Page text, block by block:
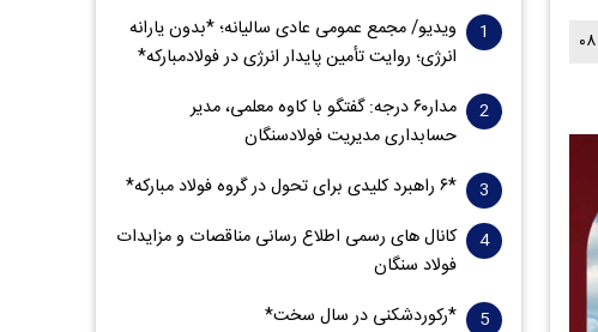
ویدیو/ مجمع عمومی عادی سالیانه؛ *بدون یارانه
انرژی؛ روایت تأمین پایدار انرژی در فولادمبارکه*
مدار‌۶٠ درجه: گفتگو با کاوه معلمی، مدیر
حسابداری مدیریت فولادسنگان
*۶ راهبرد کلیدی برای تحول در گروه فولاد مبارکه*
کانال های رسمی اطلاع رسانی مناقصات و مزایدات
فولاد سنگان
*رکوردشکنی در سال سخت*